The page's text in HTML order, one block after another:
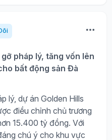
pháp lý, tăng vốn lên
bất động sản Đà
lý, dự án Golden Hills
điều chỉnh chủ trương
15.400 tỷ đồng. Với
chú ý cho khu vực